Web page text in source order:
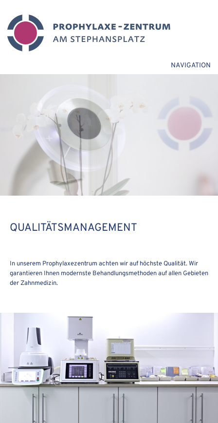
NAVIGATION
QUALITÄTSMANAGEMENT
In unserem Prophylaxezentrum achten wir auf höchste Qualität. Wir
garantieren Ihnen modernste Behandlungsmethoden auf allen Gebieten
der Zahnmedizin.